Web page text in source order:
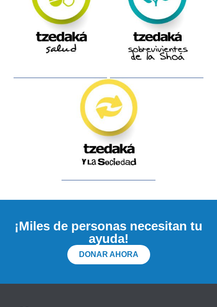
¡Miles de personas necesitan tu
ayuda!
DONAR AHORA